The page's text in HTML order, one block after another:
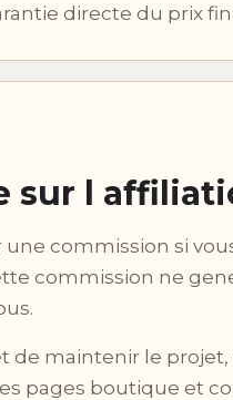
directe du prix
sur l
commission si
commission ne
de maintenir le projet,
pages boutique et